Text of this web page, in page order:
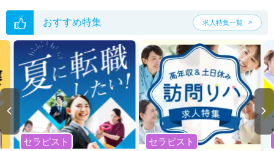
おすすめ特集 求人特集一覧
セラピスト セラピスト